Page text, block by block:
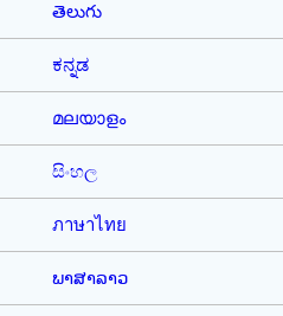
తెలుగు
ಕನ್ನಡ
മലയാളം
සිංහල
ภาษาไทย
ພາສາລາວ